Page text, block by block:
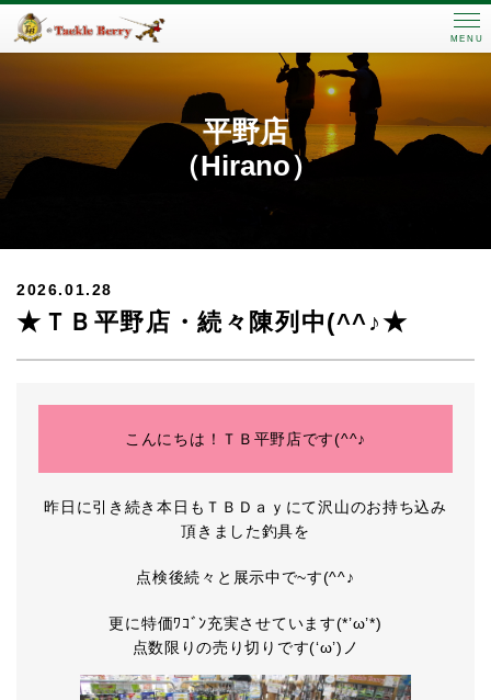
MENU
平野店
（Hirano）
2026.01.28
★ＴＢ平野店・続々陳列中(^^♪★
こんにちは！ＴＢ平野店です(^^♪
昨日に引き続き本日もＴＢＤａｙにて沢山のお持ち込み
頂きました釣具を
点検後続々と展示中で~す(^^♪
更に特価ﾜｺﾞﾝ充実させています(*’ω’*)
点数限りの売り切りです(‘ω’)ノ